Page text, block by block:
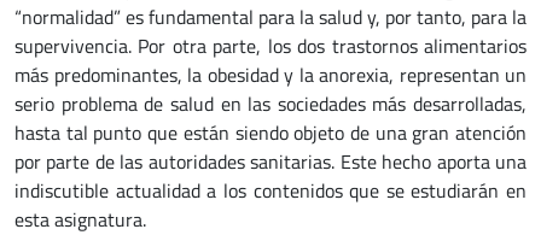
“normalidad” es fundamental para la salud y, por tanto, para la
supervivencia. Por otra parte, los dos trastornos alimentarios
más predominantes, la obesidad y la anorexia, representan un
serio problema de salud en las sociedades más desarrolladas,
hasta tal punto que están siendo objeto de una gran atención
por parte de las autoridades sanitarias. Este hecho aporta una
indiscutible actualidad a los contenidos que se estudiarán en
esta asignatura.